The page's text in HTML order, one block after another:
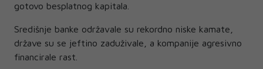
gotovo besplatnog kapitala.
Središnje banke održavale su rekordno niske kamate,
države su se jeftino zaduživale, a kompanije agresivno
financirale rast.